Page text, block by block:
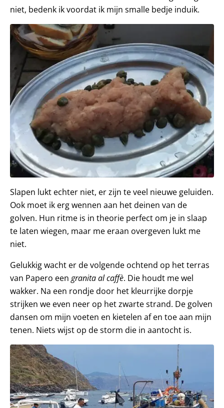
niet, bedenk ik voordat ik mijn smalle bedje induik.
Slapen lukt echter niet, er zijn te veel nieuwe geluiden.
Ook moet ik erg wennen aan het deinen van de
golven. Hun ritme is in theorie perfect om je in slaap
te laten wiegen, maar me eraan overgeven lukt me
niet.
Gelukkig wacht er de volgende ochtend op het terras
van Papero een granita al caffè. Die houdt me wel
wakker. Na een rondje door het kleurrijke dorpje
strijken we even neer op het zwarte strand. De golven
dansen om mijn voeten en kietelen af en toe aan mijn
tenen. Niets wijst op de storm die in aantocht is.